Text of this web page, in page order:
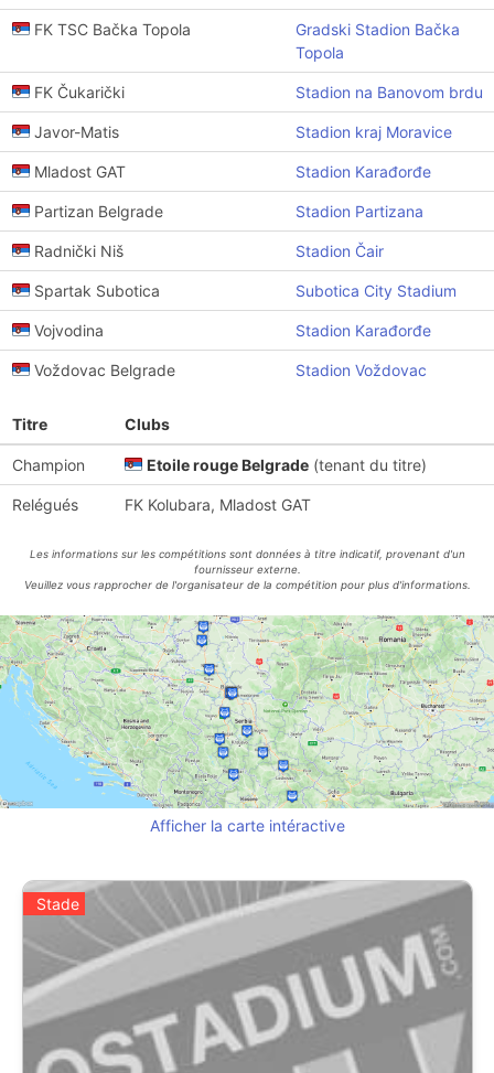
FK TSC Bačka Topola
Gradski Stadion Bačka
Topola
FK Čukarički Stadion na Banovom brdu
Javor-Matis Stadion kraj Moravice
Mladost GAT Stadion Karađorđe
Partizan Belgrade Stadion Partizana
Radnički Niš Stadion Čair
Spartak Subotica Subotica City Stadium
Vojvodina Stadion Karađorđe
Voždovac Belgrade Stadion Voždovac
Titre Clubs
Champion Etoile rouge Belgrade(tenant du titre)
Relégués FK Kolubara, Mladost GAT
Les informations sur les compétitions sont données à titre indicatif, provenant d'un
fournisseur externe.
Veuillez vous rapprocher de l'organisateur de la compétition pour plus d'informations.
Afficher la carte intéractive
Stade